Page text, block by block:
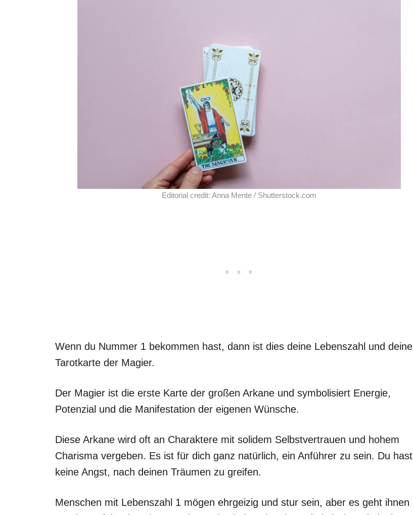
Editorial credit: Anna Mente / Shutterstock.com
Wenn du Nummer 1 bekommen hast, dann ist dies deine Lebenszahl und deine
Tarotkarte der Magier.
Der Magier ist die erste Karte der großen Arkane und symbolisiert Energie,
Potenzial und die Manifestation der eigenen Wünsche.
Diese Arkane wird oft an Charaktere mit solidem Selbstvertrauen und hohem
Charisma vergeben. Es ist für dich ganz natürlich, ein Anführer zu sein. Du hast
keine Angst, nach deinen Träumen zu greifen.
Menschen mit Lebenszahl 1 mögen ehrgeizig und stur sein, aber es geht ihnen